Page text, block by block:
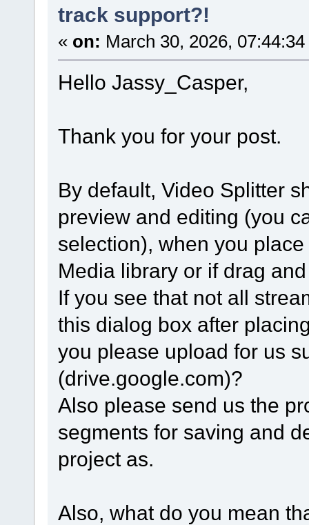
track support?!
« on: March 30, 2026,
Hello Jassy_Casper,
Thank you for your post.
By default, Video Splitter
preview and editing (you
selection), when you
Media library or if drag
If you see that not all
this dialog box after
you please upload for us
(drive.google.com)?
Also please send us the
segments for saving and
project as.
Also, what do you mean